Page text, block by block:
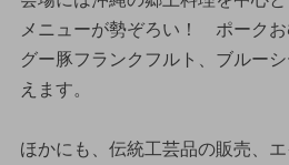
メニューが勢ぞろい！ ポーク
グー豚フランクフルト、ブルー
えます。
ほかにも、伝統工芸品の販売、